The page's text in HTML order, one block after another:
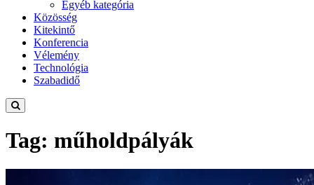
Egyéb kategória
Közösség
Kitekintő
Konferencia
Vélemény
Technológia
Szabadidő
Tag: műholdpályák